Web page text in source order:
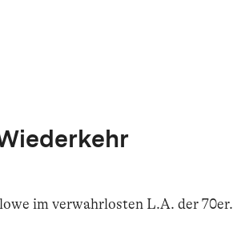
im verwahrlosten L.A. der 70er.